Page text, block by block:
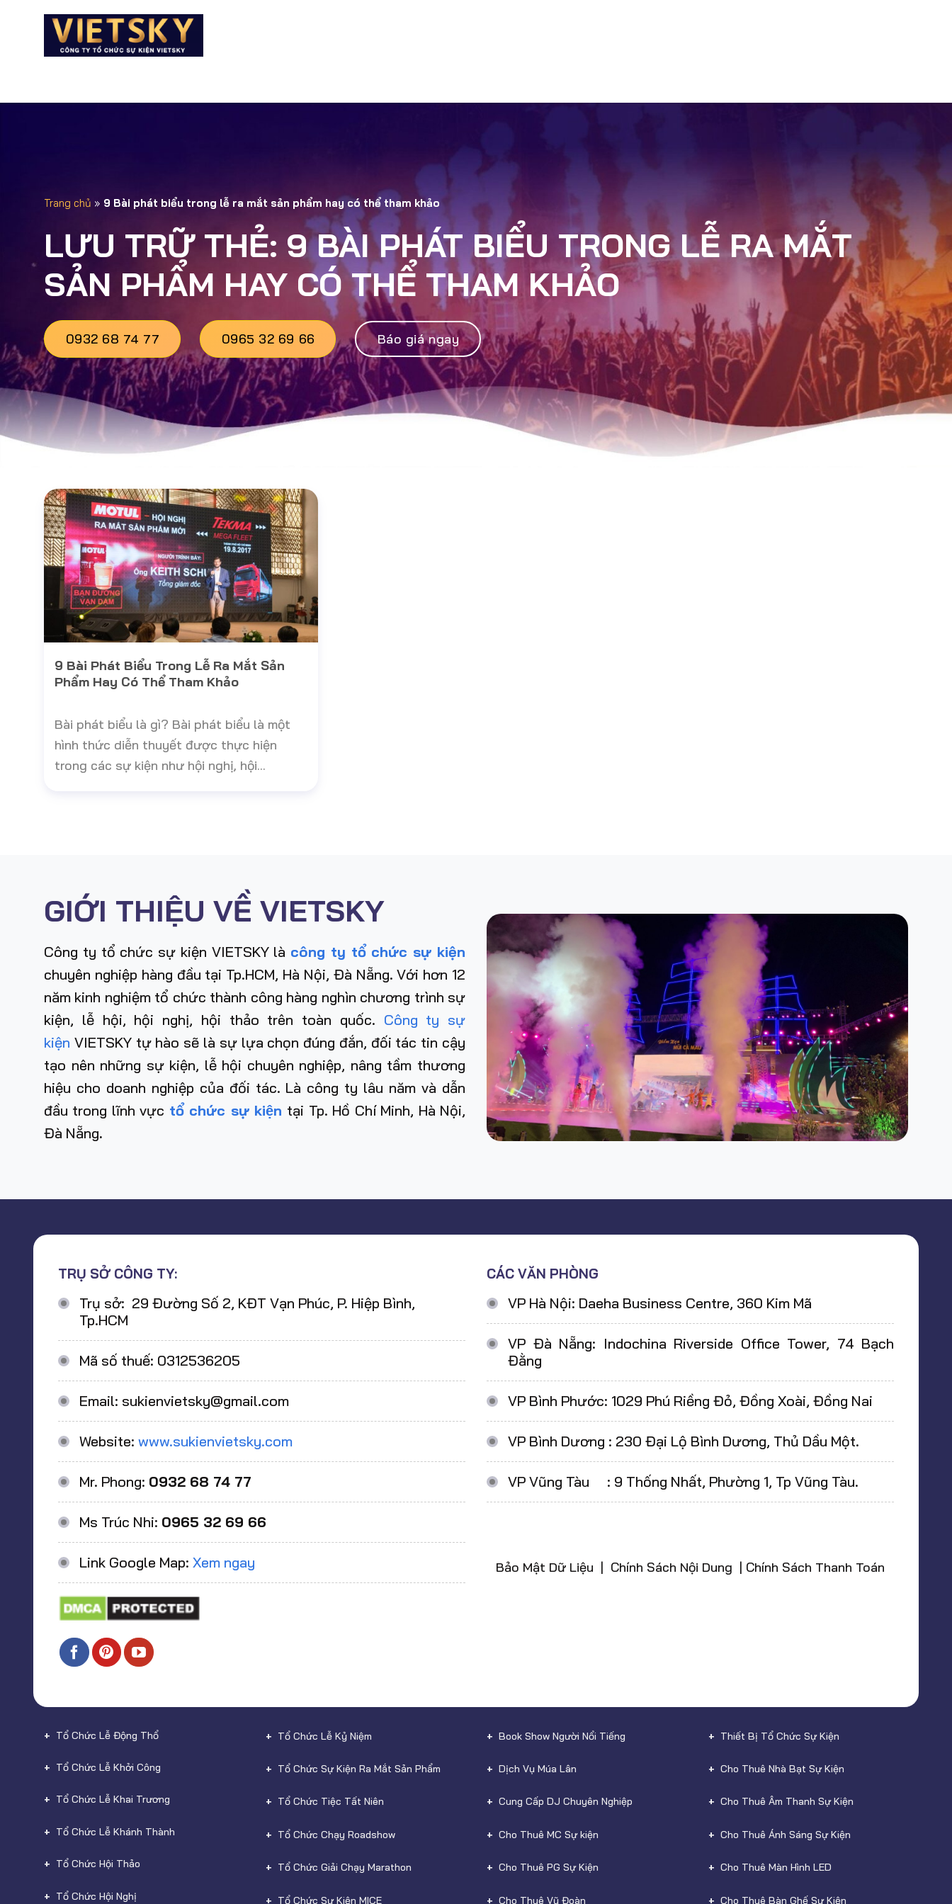
Trang chủ » 9 Bài phát biểu trong lễ ra mắt sản phẩm hay có thể tham khảo
LƯU TRỮ THẺ: 9 BÀI PHÁT BIỂU TRONG LỄ RA MẮT
SẢN PHẨM HAY CÓ THỂ THAM KHẢO
0932 68 74 77 0965 32 69 66 Báo giá ngay
9 Bài Phát Biểu Trong Lễ Ra Mắt Sản
Phẩm Hay Có Thể Tham Khảo
Bài phát biểu là gì? Bài phát biểu là một
hình thức diễn thuyết được thực hiện
trong các sự kiện như hội nghị, hội...
GIỚI THIỆU VỀ VIETSKY
Công ty tổ chức sự kiện VIETSKY là công ty tổ chức sự kiện
chuyên nghiệp hàng đầu tại Tp.HCM, Hà Nội, Đà Nẵng. Với hơn 12
năm kinh nghiệm tổ chức thành công hàng nghìn chương trình sự
kiện, lễ hội, hội nghị, hội thảo trên toàn quốc. Công ty sự
kiện VIETSKY tự hào sẽ là sự lựa chọn đúng đắn, đối tác tin cậy
tạo nên những sự kiện, lễ hội chuyên nghiệp, nâng tầm thương
hiệu cho doanh nghiệp của đối tác. Là công ty lâu năm và dẫn
đầu trong lĩnh vực tổ chức sự kiện tại Tp. Hồ Chí Minh, Hà Nội,
Đà Nẵng.
TRỤ SỞ CÔNG TY:
Trụ sở: 29 Đường Số 2, KĐT Vạn Phúc, P. Hiệp Bình,
Tp.HCM
Mã số thuế: 0312536205
Email: sukienvietsky@gmail.com
Website: www.sukienvietsky.com
Mr. Phong: 0932 68 74 77
Ms Trúc Nhi: 0965 32 69 66
Link Google Map: Xem ngay
CÁC VĂN PHÒNG
VP Hà Nội: Daeha Business Centre, 360 Kim Mã
VP Đà Nẵng: Indochina Riverside Office Tower, 74 Bạch
Đằng
VP Bình Phước: 1029 Phú Riềng Đỏ, Đồng Xoài, Đồng Nai
VP Bình Dương : 230 Đại Lộ Bình Dương, Thủ Dầu Một.
VP Vũng Tàu : 9 Thống Nhất, Phường 1, Tp Vũng Tàu.
Bảo Mật Dữ Liệu | Chính Sách Nội Dung | Chính Sách Thanh Toán
Tổ Chức Lễ Động Thổ
Tổ Chức Lễ Khởi Công
Tổ Chức Lễ Khai Trương
Tổ Chức Lễ Khánh Thành
Tổ Chức Hội Thảo
Tổ Chức Hội Nghị
Tổ Chức Lễ Kỷ Niệm
Tổ Chức Sự Kiện Ra Mắt Sản Phẩm
Tổ Chức Tiệc Tất Niên
Tổ Chức Chạy Roadshow
Tổ Chức Giải Chạy Marathon
Tổ Chức Sự Kiện MICE
Book Show Người Nổi Tiếng
Dịch Vụ Múa Lân
Cung Cấp DJ Chuyên Nghiệp
Cho Thuê MC Sự kiện
Cho Thuê PG Sự Kiện
Cho Thuê Vũ Đoàn
Thiết Bị Tổ Chức Sự Kiện
Cho Thuê Nhà Bạt Sự Kiện
Cho Thuê Âm Thanh Sự Kiện
Cho Thuê Ánh Sáng Sự Kiện
Cho Thuê Màn Hình LED
Cho Thuê Bàn Ghế Sự Kiện